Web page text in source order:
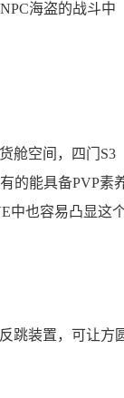
海盗的战斗中
舱空间，四门S3
的能具备PVP素
中也容易凸显这
跳装置，可让方